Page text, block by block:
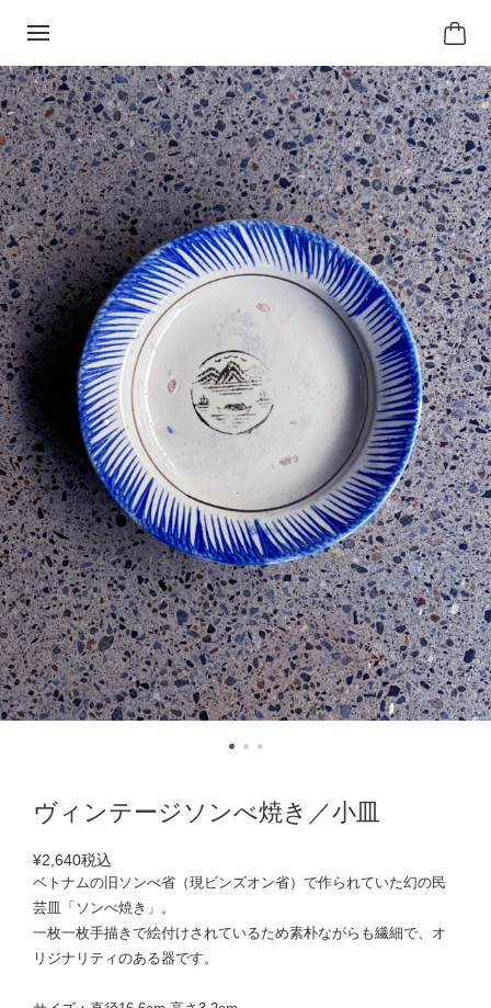
ヴィンテージソンべ焼き／小皿
¥2,640税込
ベトナムの旧ソンべ省（現ビンズオン省）で作られていた幻の民
芸皿「ソンべ焼き」。
一枚一枚手描きで絵付けされているため素朴ながらも繊細で、オ
リジナリティのある器です。